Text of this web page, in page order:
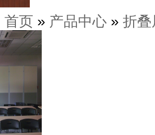
首页 » 产品中心 » 折